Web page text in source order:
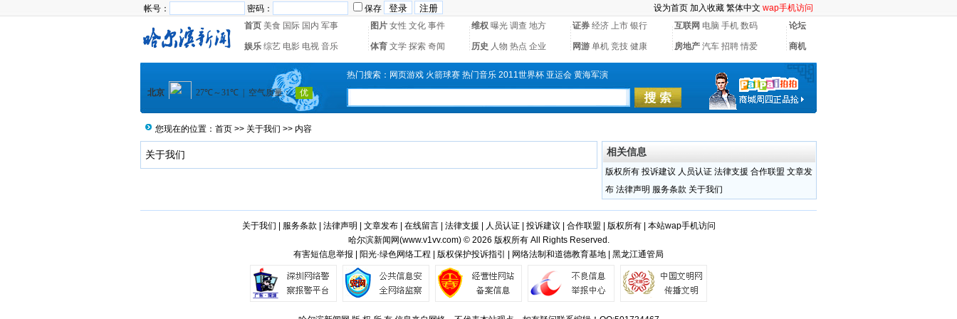
帐号： 密码： 保存 设为首页 加入收藏 繁体中文 wap手机访问
首页 美食 国际 国内 军事 图片 女性 文化 事件 维权 曝光 调查 地方 证券 经济 上市 银行 互联网 电脑 手机 数码 论坛
娱乐 综艺 电影 电视 音乐 体育 文学 探索 奇闻 历史 人物 热点 企业 网游 单机 竞技 健康 房地产 汽车 招聘 情爱 商机
热门搜索： 网页游戏 火箭球赛 热门音乐 2011世界杯 亚运会 黄海军演
您现在的位置： 首页 >> 关于我们 >> 内容
关于我们 相关信息
版权所有 投诉建议 人员认证 法律支援 合作联盟 文章发
布 法律声明 服务条款 关于我们
关于我们 服务条款 法律声明 文章发布| 在线留言| 法律支援 人员认证| 投诉建议 合作联盟 版权所有| 本站wap手机访问
哈尔滨新闻网(www.v1vv.com) © 2026 版权所有 All Rights Reserved.
有害短信息举报 | 阳光·绿色网络工程 | 版权保护投诉指引 | 网络法制和道德教育基地 | 黑龙江通管局